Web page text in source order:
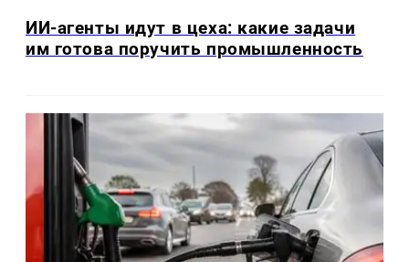
ИИ-агенты идут в цеха: какие задачи
им готова поручить промышленность